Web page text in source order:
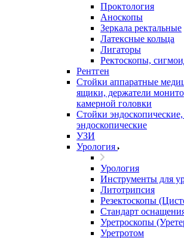
Проктология
Аноскопы
Зеркала ректальные
Латексные кольца
Лигаторы
Ректоскопы,
Рентген
Стойки аппаратные
ящики, держатели
камерной головки
Стойки
эндоскопические
УЗИ
Урология
Урология
Инструменты для
Литотрипсия
Резектоскопы
Стандарт
Уретроскопы
Уретротом